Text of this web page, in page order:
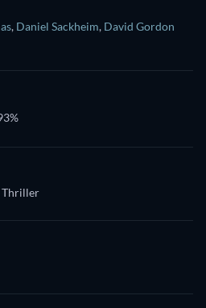
, Daniel Sackheim, David Gordon
Thriller